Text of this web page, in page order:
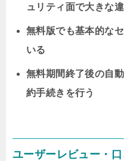
ュリティ面で大きな
無料版でも基本的な
いる
無料期間終了後の自
約手続きを行う
ユーザーレビュー・